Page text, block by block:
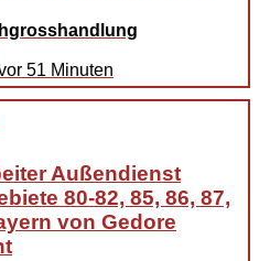
51 Minuten
Außendienst
80-82, 85, 86, 87,
von Gedore